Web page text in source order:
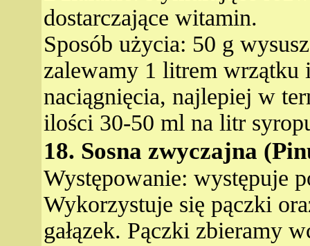
dostarczające witamin.
Sposób użycia: 50 g
zalewamy 1 litrem wrzątku
naciągnięcia, najlepiej w
ilości 30-50 ml na litr
18. Sosna zwyczajna
Występowanie: występuje
Wykorzystuje się pączki
gałązek. Pączki zbieramy